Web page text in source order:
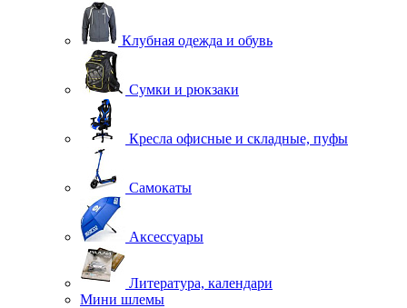
Клубная одежда и обувь
Сумки и рюкзаки
Кресла офисные и складные, пуфы
Самокаты
Аксессуары
Литература, календари
Мини шлемы